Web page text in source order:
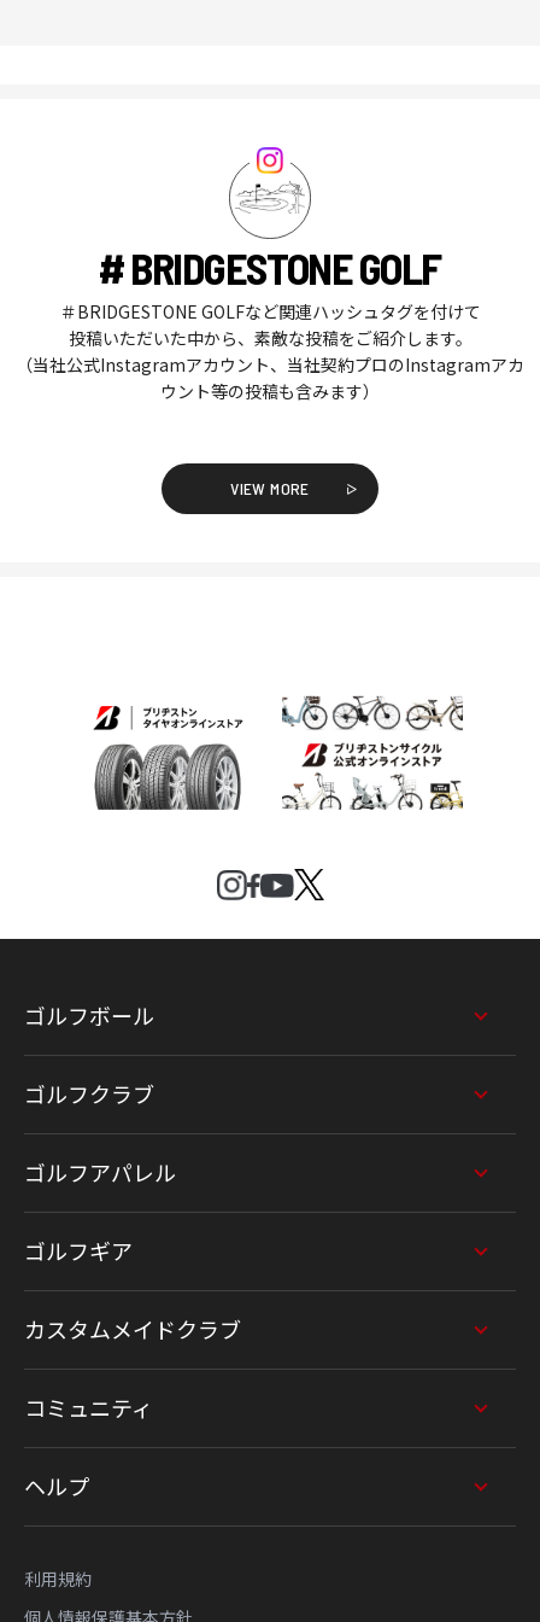
# BRIDGESTONE GOLF
＃BRIDGESTONE GOLFなど関連ハッシュタグを付けて
投稿いただいた中から、素敵な投稿をご紹介します。
（当社公式Instagramアカウント、当社契約プロのInstagramアカ
ウント等の投稿も含みます）
VIEW MORE
ゴルフボール
ゴルフクラブ
ゴルフアパレル
ゴルフギア
カスタムメイドクラブ
コミュニティ
ヘルプ
利用規約
個人情報保護基本方針